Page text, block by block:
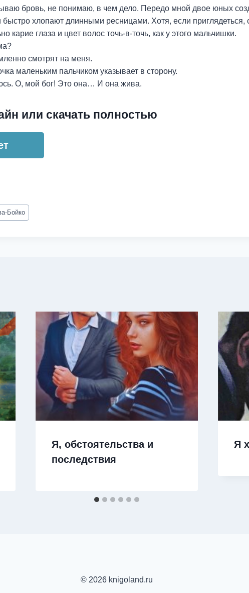
бровь, не понимаю, в чем дело. Передо мной двое юных
быстро хлопают длинными ресницами. Хотя, если
карие глаза и цвет волос точь-в-точь, как у этого мальчишки.
смотрят на меня.
маленьким пальчиком указывает в сторону.
О, мой бог! Это она… И она жива.
или скачать полностью
Бойко
Я, обстоятельства и
последствия
Я
© 2026 knigoland.ru